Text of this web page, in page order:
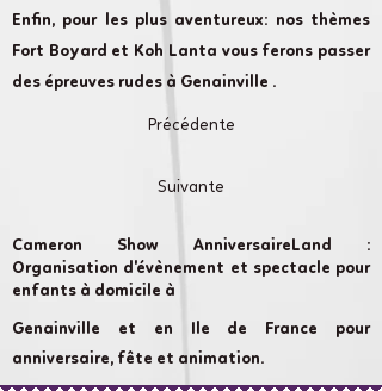
Enfin, pour les plus aventureux: nos thèmes
Fort Boyard et Koh Lanta vous ferons passer
des épreuves rudes à Genainville .
Précédente
Suivante
Cameron Show AnniversaireLand :
Organisation d'évènement et spectacle pour
enfants à domicile à
Genainville et en Ile de France pour
anniversaire, fête et animation.